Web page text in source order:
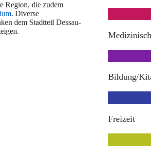
Region, die zudem
. Diverse
dem Stadtteil Dessau-
Bildung/
Freizeit